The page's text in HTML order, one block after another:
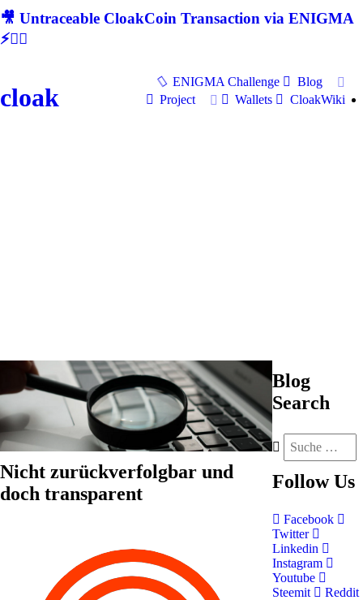
🎥 Untraceable CloakCoin Transaction via ENIGMA
⚡🕵‍♂
cloak
ENIGMA Challenge
Blog
Project
Wallets CloakWiki
Nicht zurückverfolgbar und
doch transparent
Blog
Search
Follow Us
Facebook
Twitter
Linkedin
Instagram
Youtube
Steemit
Reddit